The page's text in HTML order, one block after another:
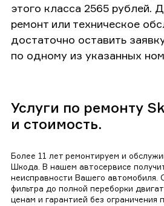
этого класса 2565 рублей.
ремонт или техническое
достаточно оставить
по одному из указанных
Услуги по ремонту
и стоимость.
Более 11 лет ремонтируем и
Шкода. В нашем автосервисе
неисправности Вашего автомобиля.
фильтра до полной переборки
ценам и гарантией без ограничения